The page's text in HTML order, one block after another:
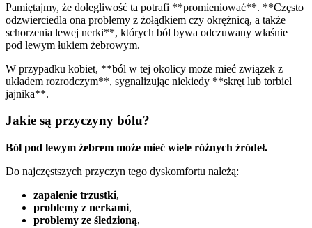
Pamiętajmy, że dolegliwość ta potrafi **promieniować**. **Często
odzwierciedla ona problemy z żołądkiem czy okrężnicą, a także
schorzenia lewej nerki**, których ból bywa odczuwany właśnie
pod lewym łukiem żebrowym.
W przypadku kobiet, **ból w tej okolicy może mieć związek z
układem rozrodczym**, sygnalizując niekiedy **skręt lub torbiel
jajnika**.
Jakie są przyczyny bólu?
Ból pod lewym żebrem może mieć wiele różnych źródeł.
Do najczęstszych przyczyn tego dyskomfortu należą:
zapalenie trzustki,
problemy z nerkami,
problemy ze śledzioną,